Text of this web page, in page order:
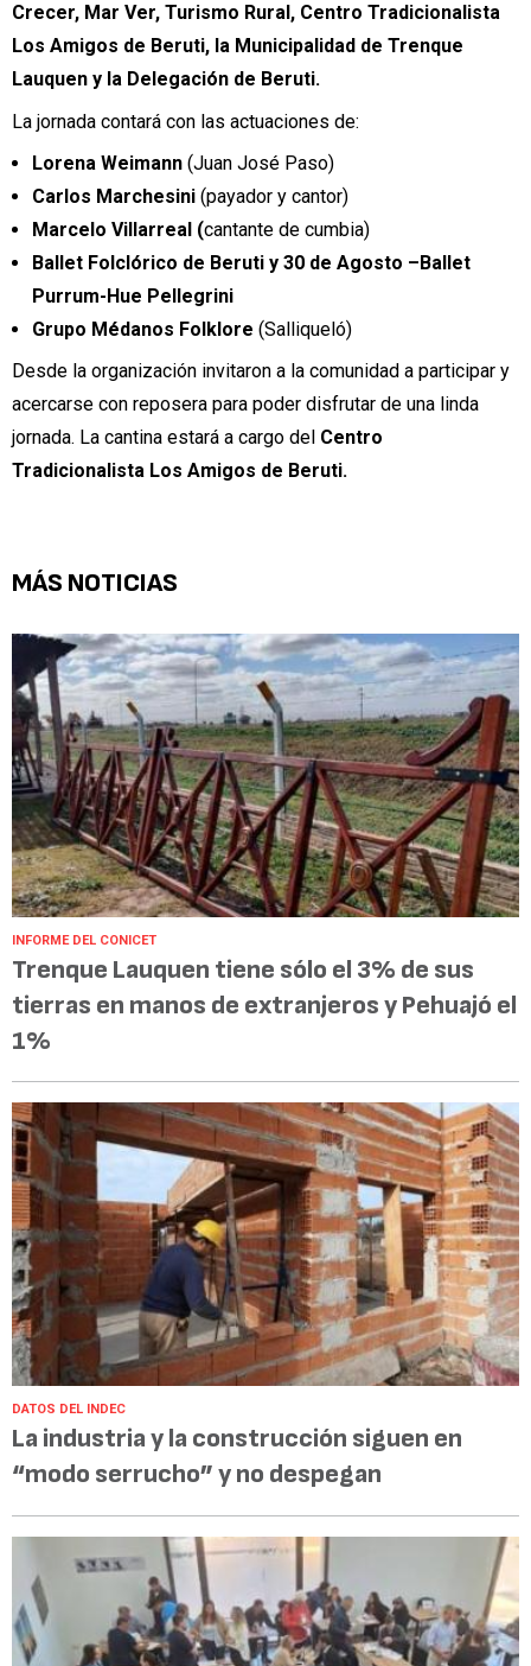
Crecer, Mar Ver, Turismo Rural, Centro Tradicionalista
Los Amigos de Beruti, la Municipalidad de Trenque
Lauquen y la Delegación de Beruti.
La jornada contará con las actuaciones de:
Lorena Weimann (Juan José Paso)
Carlos Marchesini (payador y cantor)
Marcelo Villarreal (cantante de cumbia)
Ballet Folclórico de Beruti y 30 de Agosto –Ballet
Purrum-Hue Pellegrini
Grupo Médanos Folklore(Salliqueló)
Desde la organización invitaron a la comunidad a participar y
acercarse con reposera para poder disfrutar de una linda
jornada. La cantina estará a cargo del Centro
Tradicionalista Los Amigos de Beruti.
MÁS NOTICIAS
INFORME DEL CONICET
Trenque Lauquen tiene sólo el 3% de sus
tierras en manos de extranjeros y Pehuajó el
1%
DATOS DEL INDEC
La industria y la construcción siguen en
“modo serrucho” y no despegan